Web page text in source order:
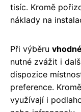
tisíc. Kromě
náklady na
Při výběru
nutné zvážit i
dispozice
preference.
využívají i